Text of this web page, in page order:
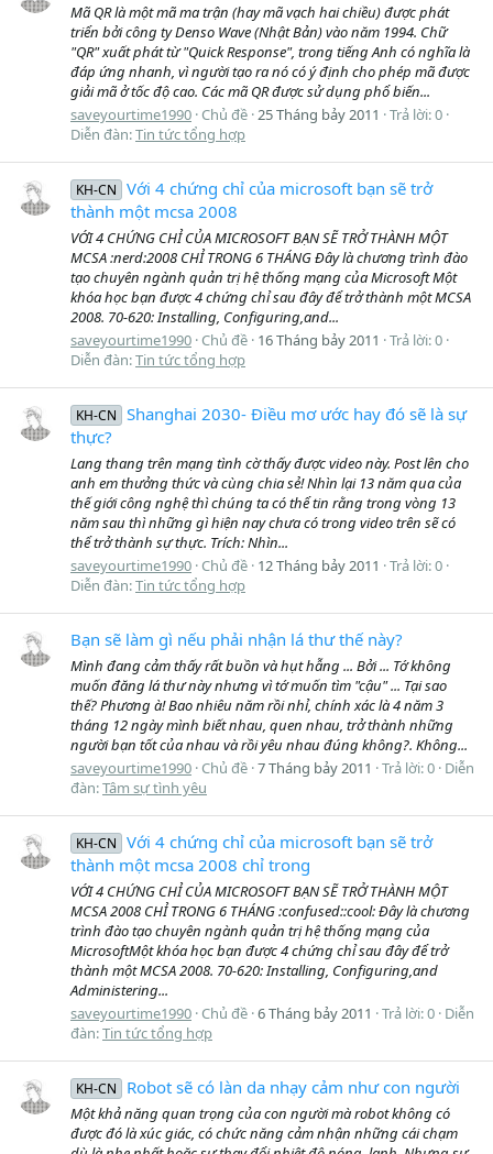
Mã QR là một mã ma trận (hay mã vạch hai chiều) được phát
triển bởi công ty Denso Wave (Nhật Bản) vào năm 1994. Chữ
"QR" xuất phát từ "Quick Response", trong tiếng Anh có nghĩa là
đáp ứng nhanh, vì người tạo ra nó có ý định cho phép mã được
giải mã ở tốc độ cao. Các mã QR được sử dụng phổ biến...
saveyourtime1990 Chủ đề 25 Tháng bảy 2011
Trả lời: 0
Diễn đàn:Tin tức tổng hợp
KH-CN
Với 4 chứng chỉ của microsoft bạn sẽ trở
thành một mcsa 2008
VỚI 4 CHỨNG CHỈ CỦA MICROSOFT BẠN SẼ TRỞ THÀNH MỘT
MCSA :nerd:2008 CHỈ TRONG 6 THÁNG Đây là chương trình đào
tạo chuyên ngành quản trị hệ thống mạng của Microsoft Một
khóa học bạn được 4 chứng chỉ sau đây để trở thành một MCSA
2008. 70-620: Installing, Configuring,and...
saveyourtime1990 Chủ đề 16 Tháng bảy 2011
Trả lời: 0
Diễn đàn:Tin tức tổng hợp
KH-CN
Shanghai 2030- Điều mơ ước hay đó sẽ là sự
thực?
Lang thang trên mạng tình cờ thấy được video này. Post lên cho
anh em thưởng thức và cùng chia sẻ! Nhìn lại 13 năm qua của
thế giới công nghệ thì chúng ta có thể tin rằng trong vòng 13
năm sau thì những gì hiện nay chưa có trong video trên sẽ có
thể trở thành sự thực. Trích: Nhìn...
saveyourtime1990 Chủ đề 12 Tháng bảy 2011
Trả lời: 0
Diễn đàn:Tin tức tổng hợp
Bạn sẽ làm gì nếu phải nhận lá thư thế này?
Mình đang cảm thấy rất buồn và hụt hẫng ... Bởi ... Tớ không
muốn đăng lá thư này nhưng vì tớ muốn tìm "cậu" ... Tại sao
thế? Phương à! Bao nhiêu năm rồi nhỉ, chính xác là 4 năm 3
tháng 12 ngày mình biết nhau, quen nhau, trở thành những
người bạn tốt của nhau và rồi yêu nhau đúng không?. Không...
saveyourtime1990 Chủ đề 7 Tháng bảy 2011 Trả lời: 0 Diễn
đàn:Tâm sự tình yêu
KH-CN
Với 4 chứng chỉ của microsoft bạn sẽ trở
thành một mcsa 2008 chỉ trong
VỚI 4 CHỨNG CHỈ CỦA MICROSOFT BẠN SẼ TRỞ THÀNH MỘT
MCSA 2008 CHỈ TRONG 6 THÁNG :confused::cool: Đây là chương
trình đào tạo chuyên ngành quản trị hệ thống mạng của
MicrosoftMột khóa học bạn được 4 chứng chỉ sau đây để trở
thành một MCSA 2008. 70-620: Installing, Configuring,and
Administering...
saveyourtime1990 Chủ đề 6 Tháng bảy 2011 Trả lời: 0 Diễn
đàn:Tin tức tổng hợp
KH-CN Robot sẽ có làn da nhạy cảm như con người
Một khả năng quan trọng của con người mà robot không có
được đó là xúc giác, có chức năng cảm nhận những cái chạm